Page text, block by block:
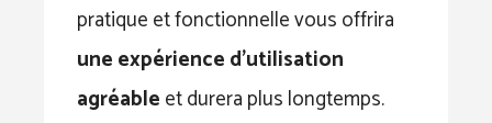
pratique et fonctionnelle vous offrira
une expérience d’utilisation
agréableet durera plus longtemps.